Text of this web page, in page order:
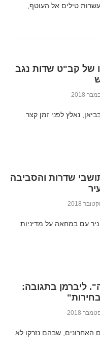
טילים אל העוטף,
של קב"ט שדות נגב
נאלץ לפני זמן קצר
שדרות והסביבה
ניר עם במחאה על מדיניות
ליברמן בתגובה:
האחרונים, שבהם נזרקו לא